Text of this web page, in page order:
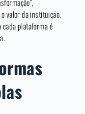
valor da instituição.
plataforma é